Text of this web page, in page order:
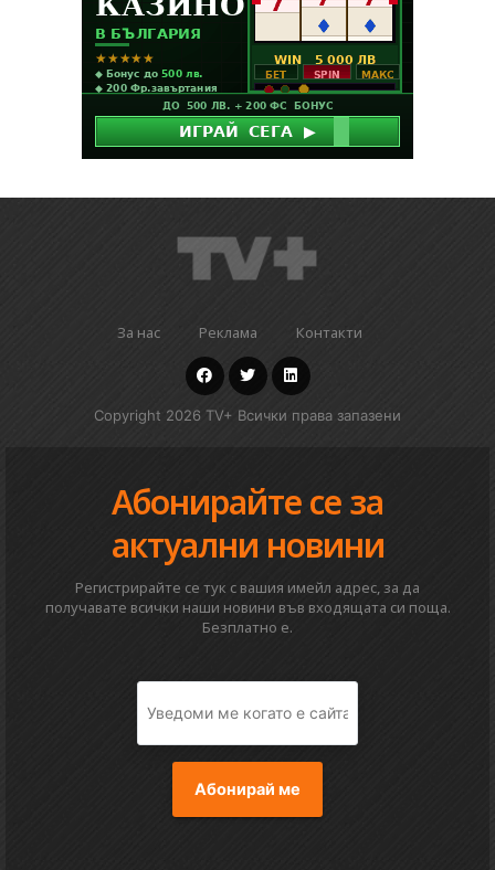
За нас Реклама Контакти
Copyright 2026 TV+ Всички права запазени
Абонирайте се за
актуални новини
Регистрирайте се тук с вашия имейл адрес, за да
получавате всички наши новини във входящата си поща.
Безплатно е.
Абонирай ме